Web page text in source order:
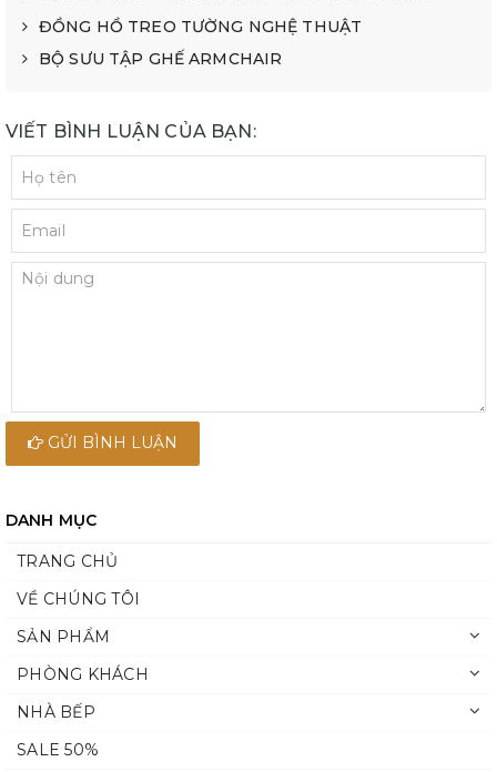
ĐỒNG HỒ TREO TƯỜNG NGHỆ THUẬT
BỘ SƯU TẬP GHẾ ARMCHAIR
VIẾT BÌNH LUẬN CỦA BẠN:
GỬI BÌNH LUẬN
DANH MỤC
TRANG CHỦ
VỀ CHÚNG TÔI
SẢN PHẨM
PHÒNG KHÁCH
NHÀ BẾP
SALE 50%